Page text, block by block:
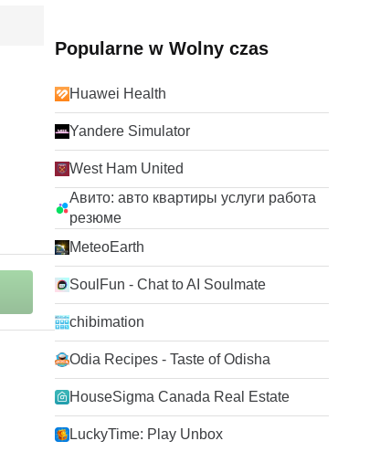
Popularne w Wolny czas
Huawei Health
Yandere Simulator
West Ham United
Авито: авто квартиры услуги работа
резюме
MeteoEarth
SoulFun - Chat to AI Soulmate
chibimation
Odia Recipes - Taste of Odisha
HouseSigma Canada Real Estate
LuckyTime: Play Unbox